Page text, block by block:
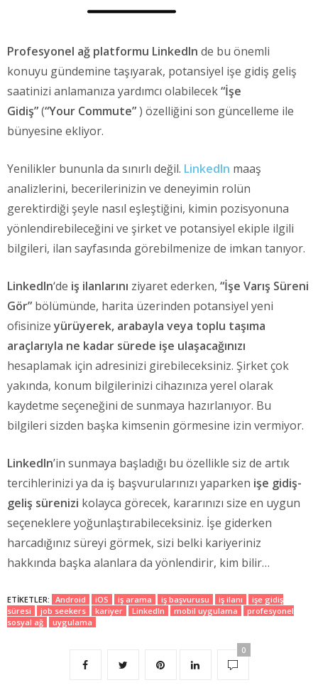
Profesyonel ağ platformu LinkedIn de bu önemli
konuyu gündemine taşıyarak, potansiyel işe gidiş geliş
saatinizi anlamanıza yardımcı olabilecek“İşe
Gidiş”(“Your Commute”) özelliğini son güncelleme ile
bünyesine ekliyor.
Yenilikler bununla da sınırlı değil. LinkedIn maaş
analizlerini, becerilerinizin ve deneyimin rolün
gerektirdiği şeyle nasıl eşleştiğini, kimin pozisyonuna
yönlendirebileceğini ve şirket ve potansiyel ekiple ilgili
bilgileri, ilan sayfasında görebilmenize de imkan tanıyor.
LinkedIn‘de iş ilanlarını ziyaret ederken, “İşe Varış Süreni
Gör” bölümünde, harita üzerinden potansiyel yeni
ofisinizeyürüyerek, arabayla veya toplu taşıma
araçlarıyla ne kadar sürede işe ulaşacağınızı
hesaplamak için adresinizi girebileceksiniz. Şirket çok
yakında, konum bilgilerinizi cihazınıza yerel olarak
kaydetme seçeneğini de sunmaya hazırlanıyor. Bu
bilgileri sizden başka kimsenin görmesine izin vermiyor.
LinkedIn’in sunmaya başladığı bu özellikle siz de artık
tercihlerinizi ya da iş başvurularınızı yaparken işe gidiş-
geliş sürenizi kolayca görecek, kararınızı size en uygun
seçeneklere yoğunlaştırabileceksiniz. İşe giderken
harcadığınız süreyi görmek, sizi belki kariyeriniz
hakkında başka alanlara da yönlendirir, kim bilir…
ETIKETLER: Android iOS iş arama iş başvurusu iş ilanı
işe gidiş
süresi
job seekers kariyer LinkedIn mobil uygulama
profesyonel
sosyal ağ
uygulama
0